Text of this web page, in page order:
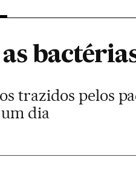
trazidos pelos
dia